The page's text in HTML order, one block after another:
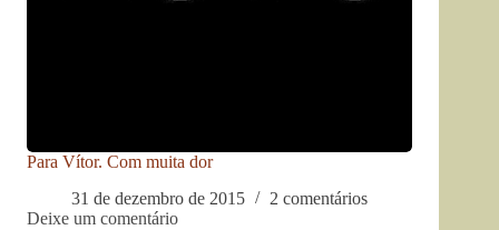
Para Vítor. Com muita dor
31 de dezembro de 2015
2 comentários
Deixe um comentário